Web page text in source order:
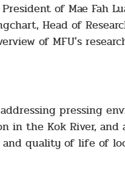
of Mae Fah
Head of
of MFU's
pressing
in the Kok River,
quality of life of